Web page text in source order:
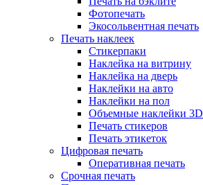
Фотопечать
Экосольвентная печать
Печать наклеек
Стикерпаки
Наклейка на витрину
Наклейка на дверь
Наклейки на авто
Наклейки на пол
Объемные наклейки 3D
Печать стикеров
Печать этикеток
Цифровая печать
Оперативная печать
Срочная печать